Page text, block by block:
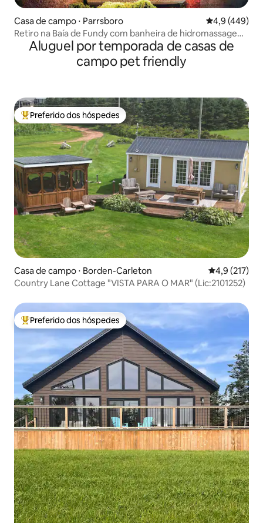
Casa de campo ⋅ Parrsboro 4,9 de uma
4,9 (449)
Retiro na Baía de Fundy com banheira de hidromassagem
e trilha
Aluguel por temporada de casas de
campo pet friendly
Entre os melhores preferidos dos hóspedes
Preferido dos hóspedes
Casa de campo ⋅ Borden-Carleton 4,9 de uma
4,9 (217)
Country Lane Cottage "VISTA PARA O MAR" (Lic:2101252)
Entre os melhores preferidos dos hóspedes
Preferido dos hóspedes